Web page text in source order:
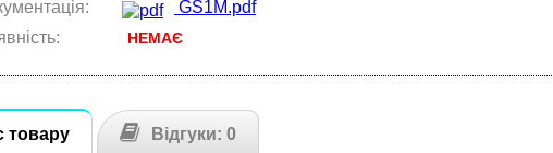
GS1M.pdf
НЕМАЄ
товару Відгуки: 0